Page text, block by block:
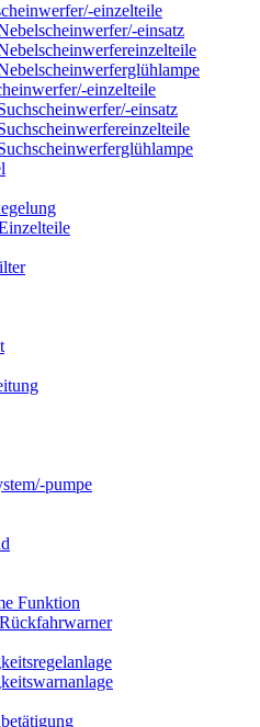
einzelteile
einsatz
einzelteile
einsatz
pumpe
Funktion